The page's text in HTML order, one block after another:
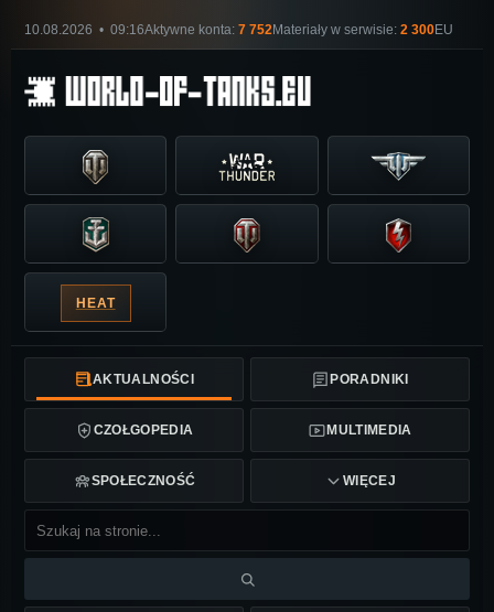
10.08.2026 • 09:16Aktywne konta: 7 752Materiały w serwisie: 2 300EU
HEAT
AKTUALNOŚCI PORADNIKI
CZOŁGOPEDIA MULTIMEDIA
SPOŁECZNOŚĆ WIĘCEJ